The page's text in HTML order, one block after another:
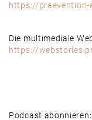
https://praevention-
Die multimediale
https://
Podcast abonnieren: